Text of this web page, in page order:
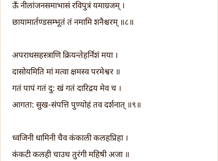
ऊँ नीलांजनसमाभासं रविपुत्रं यमाग्रजम्‌ ।
छायामार्तण्डसम्भूतं तं नमामि शनैश्चरम् ॥८॥
अपराधसहस्त्राणि क्रियन्तेहर्निशं मया ।
दासोयमिति मां मत्वा क्षमस्व परमेश्वर ॥
गतं पापं गतं दु: खं गतं दारिद्रय मेव च ।
आगता: सुख-संपत्ति पुण्योहं तव दर्शनात् ॥९॥
ध्वजिनी धामिनी चैव कंकाली कलहप्रिहा ।
कंकटी कलही चाउथ तुरंगी महिषी अजा ॥